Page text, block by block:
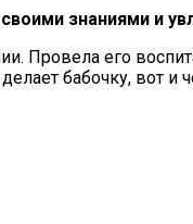
знаниями и
Провела его
бабочку, вот и